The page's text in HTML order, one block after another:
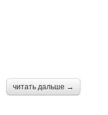
читать дальше →